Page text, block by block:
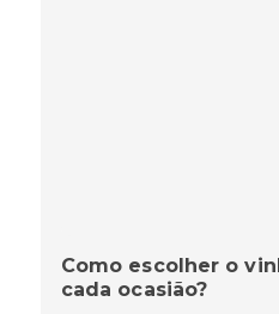
Como escolher o
cada ocasião?